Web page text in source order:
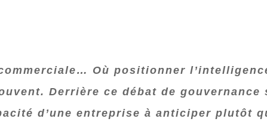
Où positionner
Derrière ce débat de gouvernance
d’une entreprise à anticiper plutôt